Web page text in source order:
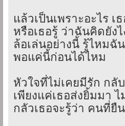
แล้วเป็นเพราะอะไร เ
หรือเธอรู้ ว่าฉันคิดยังไ
ล้อเล่นอย่างนี้ รู้ไหมฉั
พอแค่นี้ก่อนได้ไหม
หัวใจที่ไม่เคยมีรัก กลั
เพียงแค่เธอส่งยิ้มมา ไ
กลัวเธอจะรู้ว่า คนที่ยื